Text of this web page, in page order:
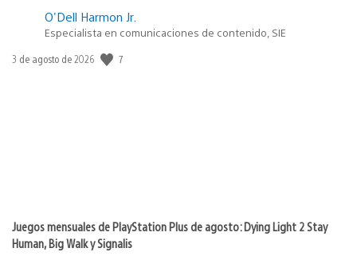
O'Dell Harmon Jr.
Especialista en comunicaciones de contenido, SIE
Fecha
3 de agosto de 2026 7
Juegos mensuales de PlayStation Plus de agosto: Dying Light 2 Stay
Human, Big Walk y Signalis